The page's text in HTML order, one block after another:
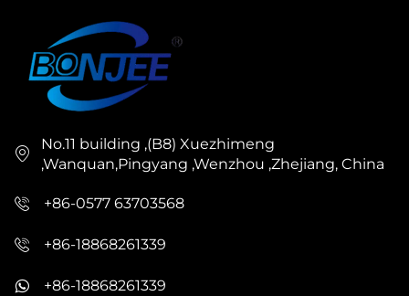
No.11 building ,(B8) Xuezhimeng
,Wanquan,Pingyang ,Wenzhou ,Zhejiang, China
+86-0577 63703568
+86-18868261339
+86-18868261339